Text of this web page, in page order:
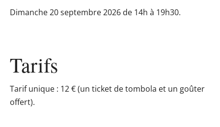
Dimanche 20 septembre 2026 de 14h à 19h30.
Tarifs
Tarif unique : 12 € (un ticket de tombola et un goûter
offert).